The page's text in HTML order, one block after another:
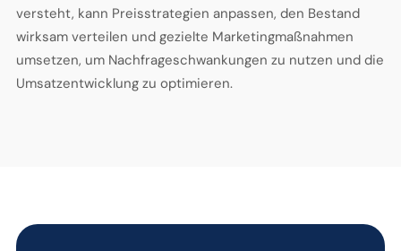
versteht, kann Preisstrategien anpassen, den Bestand
wirksam verteilen und gezielte Marketingmaßnahmen
umsetzen, um Nachfrageschwankungen zu nutzen und die
Umsatzentwicklung zu optimieren.